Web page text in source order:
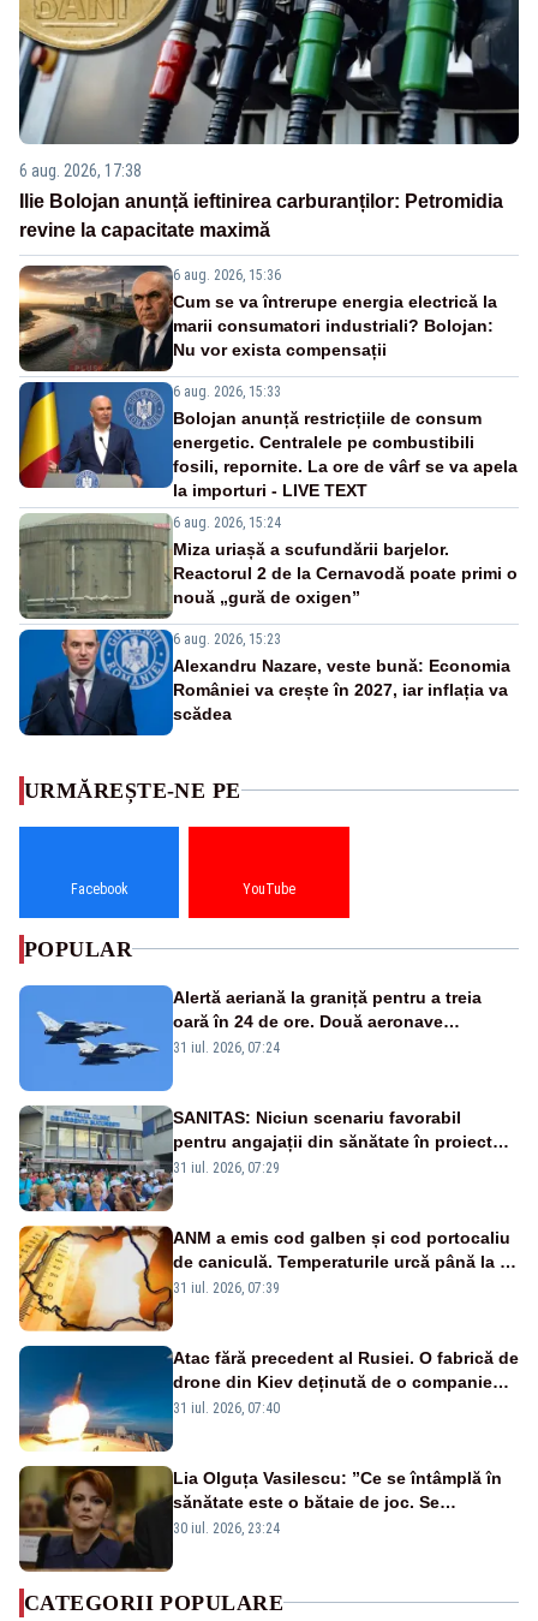
6 aug. 2026, 17:38
Ilie Bolojan anunță ieftinirea carburanților: Petromidia
revine la capacitate maximă
6 aug. 2026, 15:36
Cum se va întrerupe energia electrică la
marii consumatori industriali? Bolojan:
Nu vor exista compensații
6 aug. 2026, 15:33
Bolojan anunță restricțiile de consum
energetic. Centralele pe combustibili
fosili, repornite. La ore de vârf se va apela
la importuri - LIVE TEXT
6 aug. 2026, 15:24
Miza uriașă a scufundării barjelor.
Reactorul 2 de la Cernavodă poate primi o
nouă „gură de oxigen”
6 aug. 2026, 15:23
Alexandru Nazare, veste bună: Economia
României va crește în 2027, iar inflația va
scădea
URMĂREȘTE-NE PE
Facebook YouTube
POPULAR
Alertă aeriană la graniță pentru a treia
oară în 24 de ore. Două aeronave
Eurofighter britanice au fost ridicate de la
31 iul. 2026, 07:24
SANITAS: Niciun scenariu favorabil
pentru angajații din sănătate în proiectul
Legii salarizării
31 iul. 2026, 07:29
ANM a emis cod galben și cod portocaliu
de caniculă. Temperaturile urcă până la 38
de grade, iar nopțile devin tropicale
31 iul. 2026, 07:39
Atac fără precedent al Rusiei. O fabrică de
drone din Kiev deținută de o companie
americană, distrusă de o rachetă
31 iul. 2026, 07:40
Lia Olguța Vasilescu: ”Ce se întâmplă în
sănătate este o bătaie de joc. Se
guvernează extraordinar de prost”
30 iul. 2026, 23:24
CATEGORII POPULARE